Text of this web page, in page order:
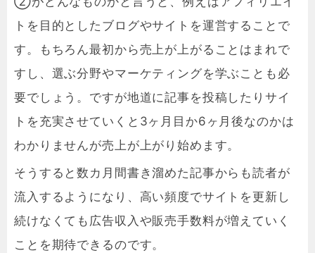
トを目的としたブログやサイトを運営することで
す。もちろん最初から売上が上がることはまれで
すし、選ぶ分野やマーケティングを学ぶことも必
要でしょう。ですが地道に記事を投稿したりサイ
トを充実させていくと3ヶ月目か6ヶ月後なのかは
わかりませんが売上が上がり始めます。
そうすると数カ月間書き溜めた記事からも読者が
流入するようになり、高い頻度でサイトを更新し
続けなくても広告収入や販売手数料が増えていく
ことを期待できるのです。